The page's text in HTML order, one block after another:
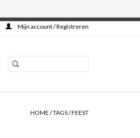
Mijn account / Registreren
HOME /TAGS/FEEST